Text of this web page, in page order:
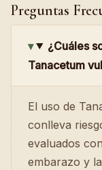
Preguntas
¿Cuáles
Tanacetum
El uso de
conlleva
evaluados
embarazo y